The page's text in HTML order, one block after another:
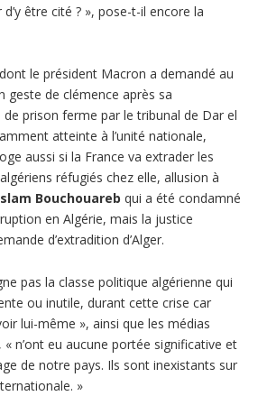
d’y être cité ? », pose-t-il encore la
le président Macron a demandé au
geste de clémence après sa
prison ferme par le tribunal de Dar el
atteinte à l’unité nationale,
aussi si la France va extrader les
réfugiés chez elle, allusion à
Bouchouareb qui a été condamné
en Algérie, mais la justice
d’extradition d’Alger.
pas la classe politique algérienne qui
ou inutile, durant cette crise car
lui-même », ainsi que les médias
n’ont eu aucune portée significative et
de notre pays. Ils sont inexistants sur
»